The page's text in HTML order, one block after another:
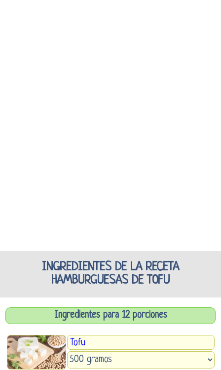
INGREDIENTES DE LA RECETA
HAMBURGUESAS DE TOFU
Ingredientes para 12 porciones
Tofu